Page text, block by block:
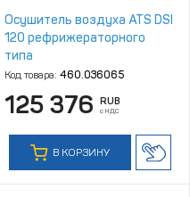
Осушитель воздуха ATS DSI
120 рефрижераторного
типа
Код товара: 460.036065
125 376 RUB
с НДС
В КОРЗИНУ